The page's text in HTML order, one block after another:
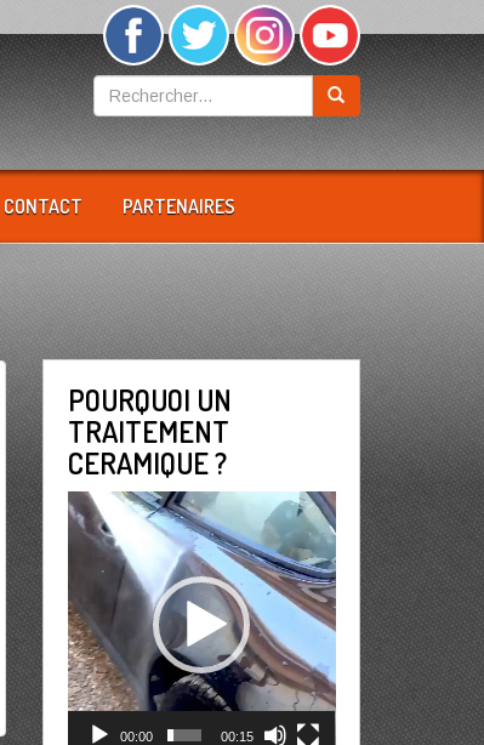
CONTACT PARTENAIRES
POURQUOI UN
TRAITEMENT
CERAMIQUE ?
Lecteur
vidéo
00:00 00:15